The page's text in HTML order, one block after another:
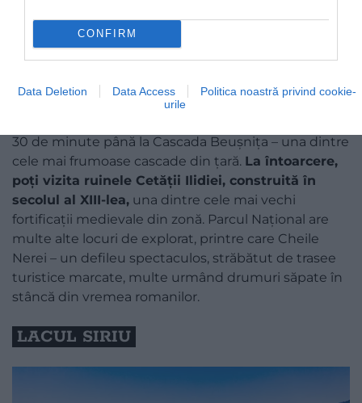
CONFIRM
Data Deletion Data Access
Politica noastră privind cookie-
urile
Foto:Shutterstock
30 de minute până la Cascada Beușnița – una dintre
cele mai frumoase cascade din țară. La întoarcere,
poți vizita ruinele Cetății Ilidiei, construită în
secolul al XIII-lea, una dintre cele mai vechi
fortificații medievale din zonă. Parcul Național are
multe alte locuri de explorat, printre care Cheile
Nerei – un defileu spectaculos, străbătut de trasee
turistice marcate, multe urmând drumuri săpate în
stâncă din vremea romanilor.
LACUL SIRIU